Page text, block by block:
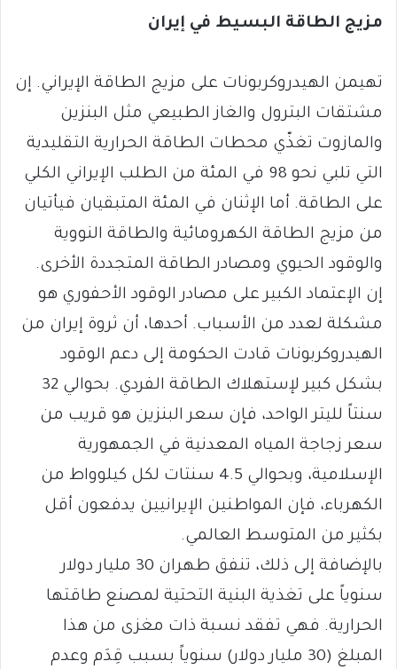
مزيج الطاقة البسيط في إيران
تهيمن الهيدروكربونات على مزيج الطاقة الإيراني. إن
مشتقات البترول والغاز الطبيعي مثل البنزين
والمازوت تغذّي محطات الطاقة الحرارية التقليدية
التي تلبي نحو 98 في المئة من الطلب الإيراني الكلي
على الطاقة. أما الإثنان في المئة المتبقيان فيأتيان
من مزيج الطاقة الكهرومائية والطاقة النووية
والوقود الحيوي ومصادر الطاقة المتجددة الأخرى.
إن الإعتماد الكبير على مصادر الوقود الأحفوري هو
مشكلة لعدد من الأسباب. أحدها، أن ثروة إيران من
الهيدروكربونات قادت الحكومة إلى دعم الوقود
بشكل كبير لإستهلاك الطاقة الفردي. بحوالي 32
سنتاً لليتر الواحد، فإن سعر البنزين هو قريب من
سعر زجاجة المياه المعدنية في الجمهورية
الإسلامية، وبحوالي 4.5 سنتات لكل كيلوواط من
الكهرباء، فإن المواطنين الإيرانيين يدفعون أقل
بكثير من المتوسط العالمي.
بالإضافة إلى ذلك، تنفق طهران 30 مليار دولار
سنوياً على تغذية البنية التحتية لمصنع طاقتها
الحرارية. فهي تفقد نسبة ذات مغزى من هذا
المبلغ (30 مليار دولار) سنوياً بسبب قِدَم وعدم